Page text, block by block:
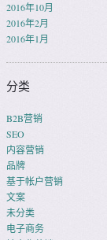
2016年10月
2016年2月
2016年1月
分类
B2B营销
SEO
内容营销
品牌
基于帐户营销
文案
未分类
电子商务